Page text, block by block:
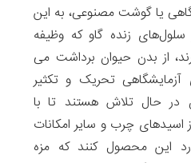
یا گوشت مصنوعی، به این
زنده گاو که وظیفه
از بدن حیوان برداشت می
تحریک و تکثیر
در حال تلاش‌ هستند تا با
اسیدهای چرب و سایر امکانات
این محصول کنند که مزه